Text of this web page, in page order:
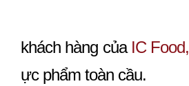
khách hàng của IC Food,
ực phẩm toàn cầu.